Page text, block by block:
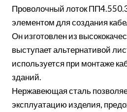
Проволочный лоток
элементом для создания
Он изготовлен из
выступает альтернативой
используется при монтаже
зданий.
Нержавеющая сталь
эксплуатацию изделия,